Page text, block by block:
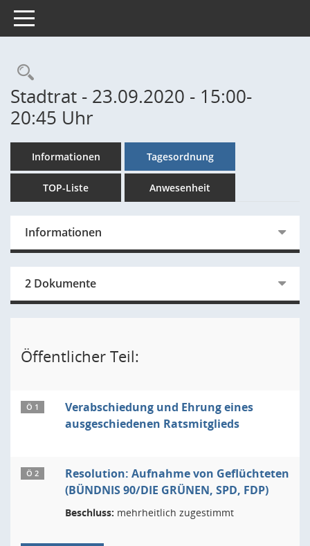
Toggle navigation
Rechercheauswahl
Stadtrat - 23.09.2020 - 15:00-
20:45 Uhr
Informationen Tagesordnung
TOP-Liste Anwesenheit
Informationen
2 Dokumente
Öffentlicher Teil:
Ö 1
Verabschiedung und Ehrung eines
ausgeschiedenen Ratsmitglieds
Ö 2
Resolution: Aufnahme von Geflüchteten
(BÜNDNIS 90/DIE GRÜNEN, SPD, FDP)
Beschluss: mehrheitlich zugestimmt